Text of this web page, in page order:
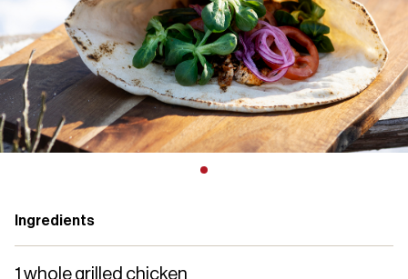
Ingredients
1 whole grilled chicken